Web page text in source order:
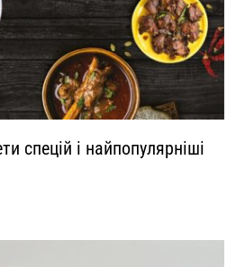
спецій і найпопулярніші